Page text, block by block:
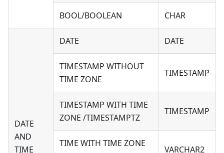
BOOL/BOOLEAN CHAR
DATE
AND
TIME
DATE DATE
TIMESTAMP WITHOUT
TIME ZONE
TIMESTAMP
TIMESTAMP WITH TIME
ZONE /TIMESTAMPTZ
TIMESTAMP
TIME WITH TIME ZONE
VARCHAR2